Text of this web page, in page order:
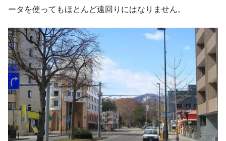
ータを使ってもほとんど遠回りにはなりません。